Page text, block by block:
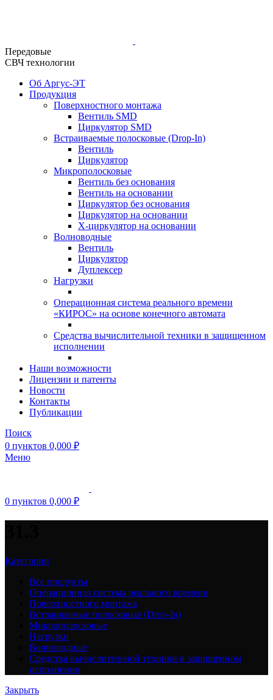
Передовые
СВЧ технологии
Об Аргус-ЭТ
Продукция
Поверхностного монтажа
Вентиль SMD
Циркулятор SMD
Встраиваемые полосковые (Drop-In)
Вентиль
Циркулятор
Микрополосковые
Вентиль без основания
Вентиль на основании
Циркулятор без основания
Циркулятор на основании
Х-циркулятор на основании
Волноводные
Вентиль
Циркулятор
Дуплексер
Нагрузки
Операционная система реального времени
«КИРОС» на основе конечного автомата
Средства вычислительной техники в защищенном
исполнении
Наши возможности
Лицензии и патенты
Новости
Контакты
Публикации
Поиск
0 пунктов 0,000 ₽
Меню
0 пунктов 0,000 ₽
Категории
Все продукты
Операционная система реального времени
Поверхностного монтажа
Встраиваемые полосковые (Drop-In)
Микрополосковые
Нагрузки
Волноводные
Средства вычислительной техники в защищенном
исполнении
Закрыть